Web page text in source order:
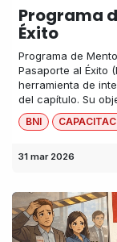
Programa
Éxito
Programa de
Pasaporte al Éxito
herramienta de
del capítulo. Su
BNI
31 mar 2026